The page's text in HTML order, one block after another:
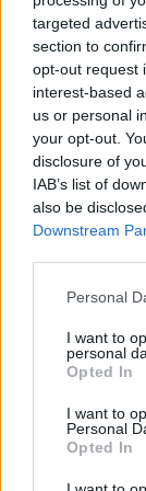
targeted
section to
opt-out request
interest-based
us or personal
your opt-out.
disclosure of
IAB’s list of
also be
Downstream
Personal
I want to
personal
Opted In
I want to
Personal
Opted In
Mens
besøgende
har
Nørresundby.
18.00 og
Storvorde
Engvej 26,
Aktuelt